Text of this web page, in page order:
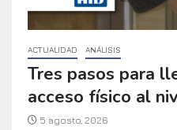
ACTUALIDAD ANÁLISIS
Tres pasos para
acceso físico al
5 agosto, 2026